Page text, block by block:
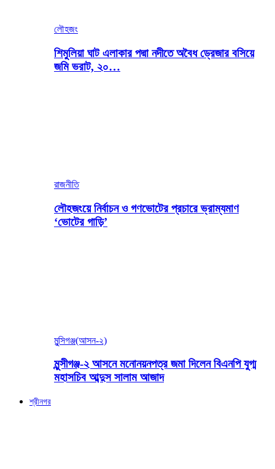
লৌহজং
শিমুলিয়া ঘাট এলাকার পদ্মা নদীতে অবৈধ ড্রেজার বসিয়ে
জমি ভরাট, ২০…
রাজনীতি
লৌহজংয়ে নির্বাচন ও গণভোটের প্রচারে ভ্রাম্যমাণ
‘ভোটের গাড়ি’
মুন্সিগঞ্জ(আসন-২)
মুন্সীগঞ্জ-২ আসনে মনোনয়নপত্র জমা দিলেন বিএনপি যুগ্ম
মহাসচিব আব্দুস সালাম আজাদ
শ্রীনগর